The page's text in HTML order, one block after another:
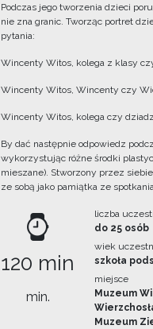
Podczas jego tworzenia dzieci
nie zna granic. Tworząc portret
pytania:
Wincenty Witos, kolega z klasy
Wincenty Witos, Wincenty czy
Wincenty Witos, kolega czy
By dać następnie odpowiedz
wykorzystując różne środki
mieszane). Stworzony przez
ze sobą jako pamiątka ze
120 min
min.
liczba
do 25 osób
wiek
szkoła
miejsce
Muzeum
Muzeum